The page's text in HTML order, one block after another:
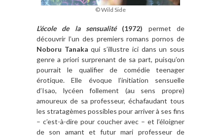
© Wild Side
L’école de la sensualité(1972) permet de
découvrir l’un des premiers romans pornos de
Noboru Tanakaqui s’illustre ici dans un sous
genre a priori surprenant de sa part, puisqu’on
pourrait le qualifier de comédie teenager
érotique. Elle évoque l’initiation sensuelle
d’Isao, lycéen follement (au sens propre)
amoureux de sa professeur, échafaudant tous
les stratagèmes possibles pour arriver à ses fins
– c’est-à-dire pour coucher avec – et l’éloigner
de son amant et futur mari professeur de